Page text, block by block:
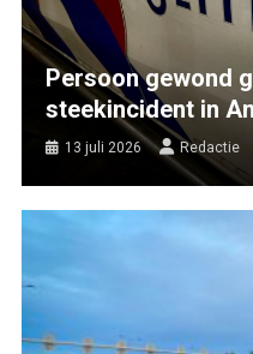
Persoon gewond
steekincident in
13 juli 2026 Redactie